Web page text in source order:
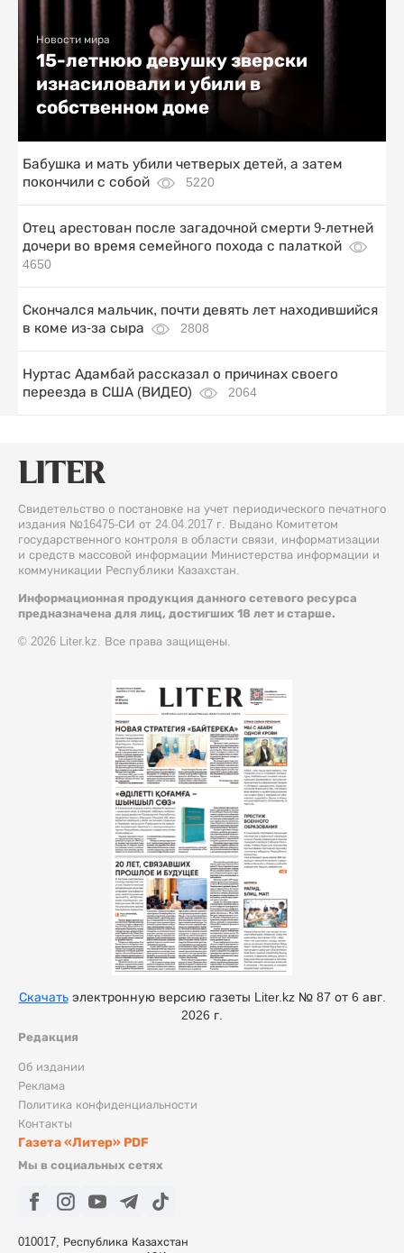
Новости мира
15-летнюю девушку зверски
изнасиловали и убили в
собственном доме
Бабушка и мать убили четверых детей, а затем
покончили с собой
5220
Отец арестован после загадочной смерти 9-летней
дочери во время семейного похода с палаткой
4650
Скончался мальчик, почти девять лет находившийся
в коме из-за сыра
2808
Нуртас Адамбай рассказал о причинах своего
переезда в США (ВИДЕО)
2064
Свидетельство о постановке на учет периодического печатного
издания №16475-СИ от 24.04.2017 г. Выдано Комитетом
государственного контроля в области связи, информатизации
и средств массовой информации Министерства информации и
коммуникации Республики Казахстан.
Информационная продукция данного сетевого ресурса
предназначена для лиц, достигших 18 лет и старше.
© 2026 Liter.kz. Все права защищены.
Редакция
Об издании
Реклама
Политика конфиденциальности
Контакты
Газета «Литер» PDF
Мы в социальных сетях
010017, Республика Казахстан
Скачатьэлектронную версию газеты Liter.kz № 87 от 6 авг.
2026 г.